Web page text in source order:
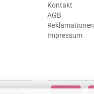
Kontakt
AGB
Reklamationen
Impressum